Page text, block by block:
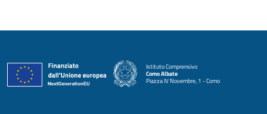
Istituto Comprensivo
Como Albate
Piazza IV Novembre, 1 - Como
— Visita la pagina iniziale della scuola